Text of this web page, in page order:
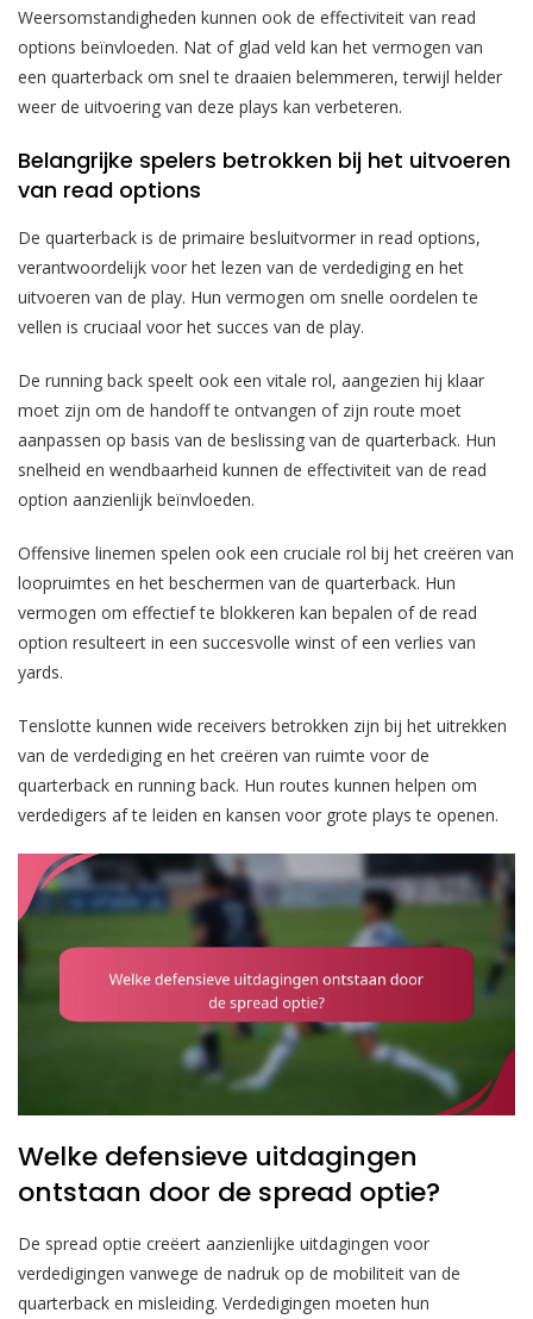
Weersomstandigheden kunnen ook de effectiviteit van read
options beïnvloeden. Nat of glad veld kan het vermogen van
een quarterback om snel te draaien belemmeren, terwijl helder
weer de uitvoering van deze plays kan verbeteren.
Belangrijke spelers betrokken bij het uitvoeren
van read options
De quarterback is de primaire besluitvormer in read options,
verantwoordelijk voor het lezen van de verdediging en het
uitvoeren van de play. Hun vermogen om snelle oordelen te
vellen is cruciaal voor het succes van de play.
De running back speelt ook een vitale rol, aangezien hij klaar
moet zijn om de handoff te ontvangen of zijn route moet
aanpassen op basis van de beslissing van de quarterback. Hun
snelheid en wendbaarheid kunnen de effectiviteit van de read
option aanzienlijk beïnvloeden.
Offensive linemen spelen ook een cruciale rol bij het creëren van
loopruimtes en het beschermen van de quarterback. Hun
vermogen om effectief te blokkeren kan bepalen of de read
option resulteert in een succesvolle winst of een verlies van
yards.
Tenslotte kunnen wide receivers betrokken zijn bij het uitrekken
van de verdediging en het creëren van ruimte voor de
quarterback en running back. Hun routes kunnen helpen om
verdedigers af te leiden en kansen voor grote plays te openen.
Welke defensieve uitdagingen
ontstaan door de spread optie?
De spread optie creëert aanzienlijke uitdagingen voor
verdedigingen vanwege de nadruk op de mobiliteit van de
quarterback en misleiding. Verdedigingen moeten hun